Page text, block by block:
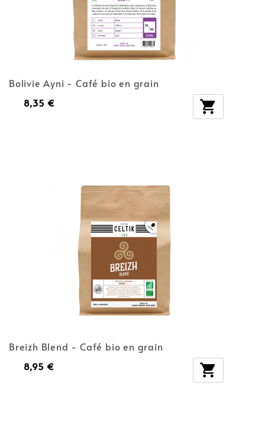
Bolivie Ayni - Café bio en grain
8,35 € 
Breizh Blend - Café bio en grain
8,95 € 